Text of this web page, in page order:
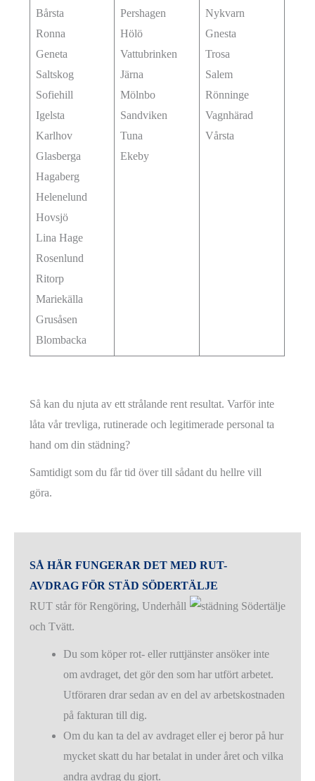
Bårsta
Ronna
Geneta
Saltskog
Sofiehill
Igelsta
Karlhov
Glasberga
Hagaberg
Helenelund
Hovsjö
Lina Hage
Rosenlund
Ritorp
Mariekälla
Grusåsen
Blombacka
Pershagen
Hölö
Vattubrinken
Järna
Mölnbo
Sandviken
Tuna
Ekeby
Nykvarn
Gnesta
Trosa
Salem
Rönninge
Vagnhärad
Vårsta
Så kan du njuta av ett strålande rent resultat. Varför inte
låta vår trevliga, rutinerade och legitimerade personal ta
hand om din städning?
Samtidigt som du får tid över till sådant du hellre vill
göra.
SÅ HÄR FUNGERAR DET MED RUT-
AVDRAG FÖR STÄD SÖDERTÄLJE
RUT står för Rengöring, Underhåll
och Tvätt.
Du som köper rot- eller ruttjänster ansöker inte
om avdraget, det gör den som har utfört arbetet.
Utföraren drar sedan av en del av arbetskostnaden
på fakturan till dig.
Om du kan ta del av avdraget eller ej beror på hur
mycket skatt du har betalat in under året och vilka
andra avdrag du gjort.